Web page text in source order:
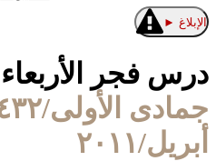
الإبلاغ ►
درس فجر الأربعاء 1432-5-2
أبريل/٢٠١١